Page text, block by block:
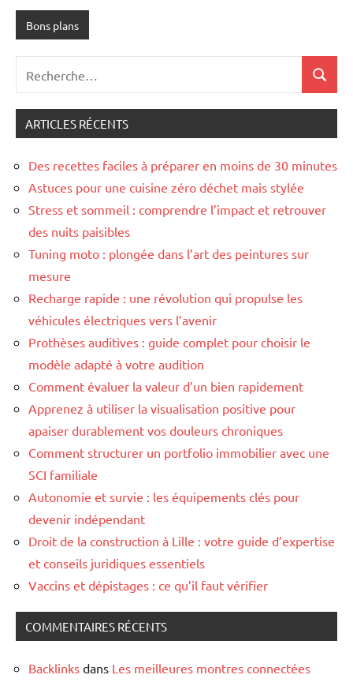
Bons plans
pour
:
ARTICLES RÉCENTS
Des recettes faciles à préparer en moins de 30 minutes
Astuces pour une cuisine zéro déchet mais stylée
Stress et sommeil : comprendre l’impact et retrouver
des nuits paisibles
Tuning moto : plongée dans l’art des peintures sur
mesure
Recharge rapide : une révolution qui propulse les
véhicules électriques vers l’avenir
Prothèses auditives : guide complet pour choisir le
modèle adapté à votre audition
Comment évaluer la valeur d’un bien rapidement
Apprenez à utiliser la visualisation positive pour
apaiser durablement vos douleurs chroniques
Comment structurer un portfolio immobilier avec une
SCI familiale
Autonomie et survie : les équipements clés pour
devenir indépendant
Droit de la construction à Lille : votre guide d’expertise
et conseils juridiques essentiels
Vaccins et dépistages : ce qu’il faut vérifier
COMMENTAIRES RÉCENTS
Backlinks dans Les meilleures montres connectées